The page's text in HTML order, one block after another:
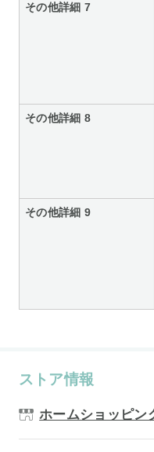
その他詳細 7
その他詳細 8
その他詳細 9
ストア情報
ホームショッピン